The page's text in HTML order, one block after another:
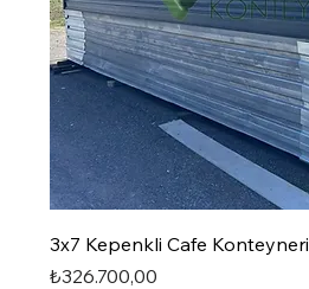
3x7 Kepenkli Cafe Konteyneri
Fiyat
₺326.700,00